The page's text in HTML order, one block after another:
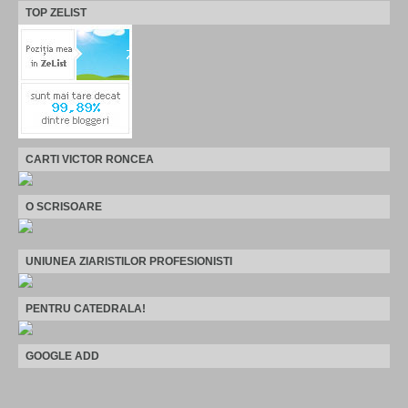
TOP ZELIST
CARTI VICTOR RONCEA
O SCRISOARE
UNIUNEA ZIARISTILOR PROFESIONISTI
PENTRU CATEDRALA!
GOOGLE ADD